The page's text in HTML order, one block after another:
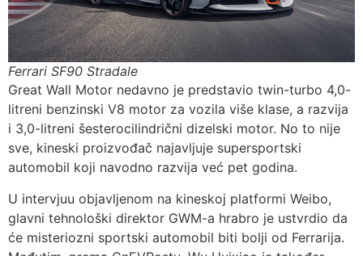
Ferrari SF90 Stradale
Great Wall Motor nedavno je predstavio twin-turbo 4,0-
litreni benzinski V8 motor za vozila više klase, a razvija
i 3,0-litreni šesterocilindrični dizelski motor. No to nije
sve, kineski proizvođač najavljuje supersportski
automobil koji navodno razvija već pet godina.
U intervjuu objavljenom na kineskoj platformi Weibo,
glavni tehnološki direktor GWM-a hrabro je ustvrdio da
će misteriozni sportski automobil biti bolji od Ferrarija.